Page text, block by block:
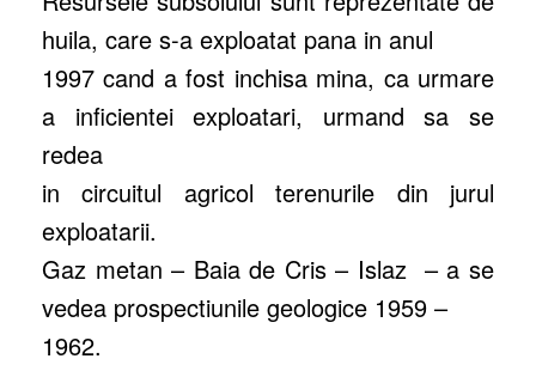
huila, care s-a exploatat pana in anul
1997 cand a fost inchisa mina, ca urmare
a inficientei exploatari, urmand sa se
redea
in circuitul agricol terenurile din jurul
exploatarii.
Gaz metan – Baia de Cris – Islaz – a se
vedea prospectiunile geologice 1959 –
1962.